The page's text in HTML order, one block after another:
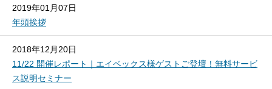
2019年01月07日
年頭挨拶
2018年12月20日
11/22 開催レポート｜エイベックス様ゲストご登壇！無料サービ
ス説明セミナー